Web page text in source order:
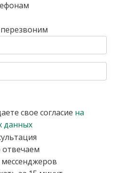
свое согласие на
данных
отвечаем